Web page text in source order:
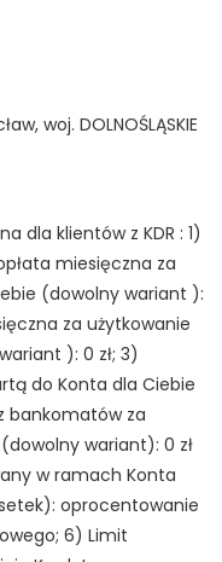
woj. DOLNOŚLĄSKIE
dla klientów z KDR : 1)
miesięczna za
(dowolny wariant ):
za użytkowanie
): 0 zł; 3)
do Konta dla Ciebie
bankomatów za
wariant): 0 zł
w ramach Konta
oprocentowanie
6) Limit